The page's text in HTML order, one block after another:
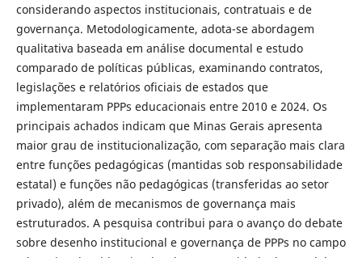
considerando aspectos institucionais, contratuais e de
governança. Metodologicamente, adota-se abordagem
qualitativa baseada em análise documental e estudo
comparado de políticas públicas, examinando contratos,
legislações e relatórios oficiais de estados que
implementaram PPPs educacionais entre 2010 e 2024. Os
principais achados indicam que Minas Gerais apresenta
maior grau de institucionalização, com separação mais clara
entre funções pedagógicas (mantidas sob responsabilidade
estatal) e funções não pedagógicas (transferidas ao setor
privado), além de mecanismos de governança mais
estruturados. A pesquisa contribui para o avanço do debate
sobre desenho institucional e governança de PPPs no campo